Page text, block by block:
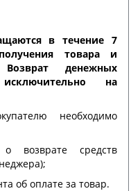
в течение 7
товара и
денежных
на
необходимо
возврате средств
об оплате за товар.